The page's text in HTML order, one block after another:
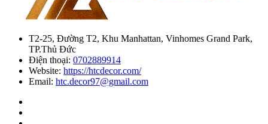
T2-25, Đường T2, Khu Manhattan, Vinhomes Grand Park,
TP.Thủ Đức
Điện thoại: 0702889914
Website: https://htcdecor.com/
Email: htc.decor97@gmail.com